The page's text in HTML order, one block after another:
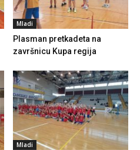
Mladi
Plasman pretkadeta na
završnicu Kupa regija
Mladi